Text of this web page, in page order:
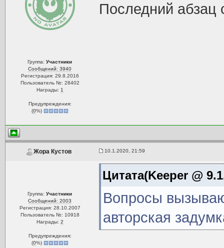
Группа:Участники
Сообщений: 3940
Регистрация: 29.8.2016
Пользователь №: 28402
Награды: 1
Предупреждения:
(0%)
Последний
Жора Кустов 10.1.2020, 21:59
Группа:Участники
Сообщений: 2003
Регистрация: 28.10.2007
Пользователь №: 10918
Награды: 2
Предупреждения:
(0%)
Цитата(Keeper @
Вопросы
авторская